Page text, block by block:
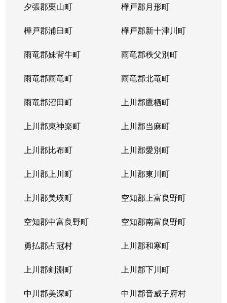
夕張郡栗山町 樺戸郡月形町
樺戸郡浦臼町 樺戸郡新十津川町
雨竜郡妹背牛町 雨竜郡秩父別町
雨竜郡雨竜町 雨竜郡北竜町
雨竜郡沼田町 上川郡鷹栖町
上川郡東神楽町 上川郡当麻町
上川郡比布町 上川郡愛別町
上川郡上川町 上川郡東川町
上川郡美瑛町 空知郡上富良野町
空知郡中富良野町 空知郡南富良野町
勇払郡占冠村 上川郡和寒町
上川郡剣淵町 上川郡下川町
中川郡美深町 中川郡音威子府村